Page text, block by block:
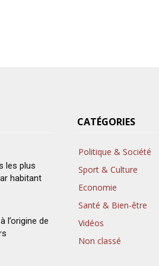
les plus
habitant
l’origine de
CATÉGORIES
Politique & Société
Sport & Culture
Economie
Santé & Bien-être
Vidéos
Non classé